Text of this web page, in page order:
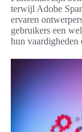
terwijl Adobe
ervaren
gebruikers een
hun vaardigheden